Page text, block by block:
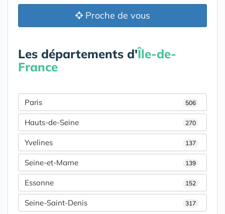
Proche de vous
Les départements d'Île-de-
France
Paris 506
Hauts-de-Seine 270
Yvelines 137
Seine-et-Marne 139
Essonne 152
Seine-Saint-Denis 317